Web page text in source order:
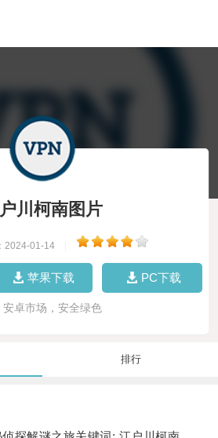
川柯南图片
2024-01-14
苹果下载 PC下载
安卓市场，安全绿色
排行